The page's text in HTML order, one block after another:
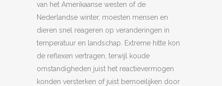
van het Amerikaanse westen of de
Nederlandse winter, moesten mensen en
dieren snel reageren op veranderingen in
temperatuur en landschap. Extreme hitte kon
de reflexen vertragen, terwijl koude
omstandigheden juist het reactievermogen
konden versterken of juist bemoeilijken door